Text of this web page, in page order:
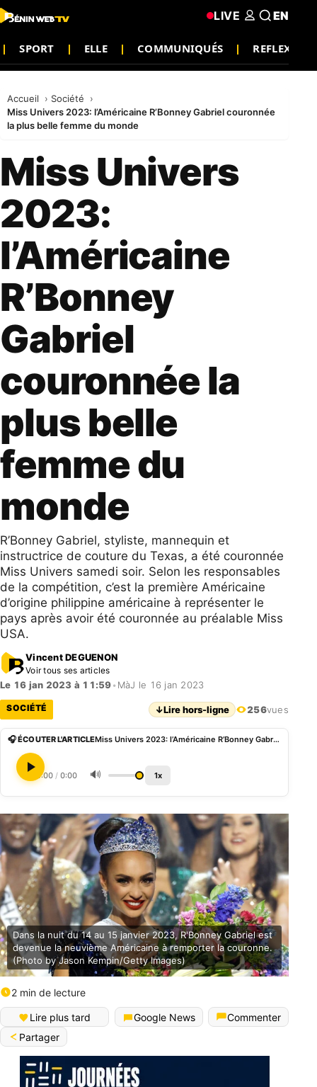
SPORT ELLE COMMUNIQUÉS REFLEXION
LIVE EN
Accueil
Société
Miss Univers 2023: l’Américaine R’Bonney Gabriel couronnée
la plus belle femme du monde
Miss Univers
2023:
l’Américaine
R’Bonney
Gabriel
couronnée la
plus belle
femme du
monde
R’Bonney Gabriel, styliste, mannequin et
instructrice de couture du Texas, a été couronnée
Miss Univers samedi soir. Selon les responsables
de la compétition, c’est la première Américaine
d’origine philippine américaine à représenter le
pays après avoir été couronnée au préalable Miss
USA.
Vincent DEGUENON
Voir tous ses articles
Le 16 jan 2023 à 11:59• MàJ le 16 jan 2023
SOCIÉTÉ ↓Lire hors-ligne 256vues
🎧 ÉCOUTER L'ARTICLE Miss Univers 2023: l’Américaine R’Bonney Gabriel couronnée la plus belle femme du monde
0:00 / 0:00 🔊 1x
Dans la nuit du 14 au 15 janvier 2023, R'Bonney Gabriel est
devenue la neuvième Américaine à remporter la couronne.
(Photo by Jason Kempin/Getty Images)
2 min de lecture
Lire plus tard Google News
Commenter
Partager